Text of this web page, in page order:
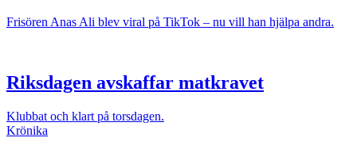
Frisören Anas Ali blev viral på TikTok – nu vill han hjälpa andra.
Riksdagen avskaffar matkravet
Klubbat och klart på torsdagen.
Krönika